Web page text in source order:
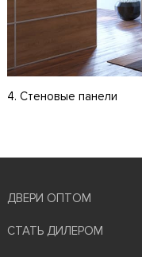
4. Стеновые панели
ДВЕРИ ОПТОМ
СТАТЬ ДИЛЕРОМ